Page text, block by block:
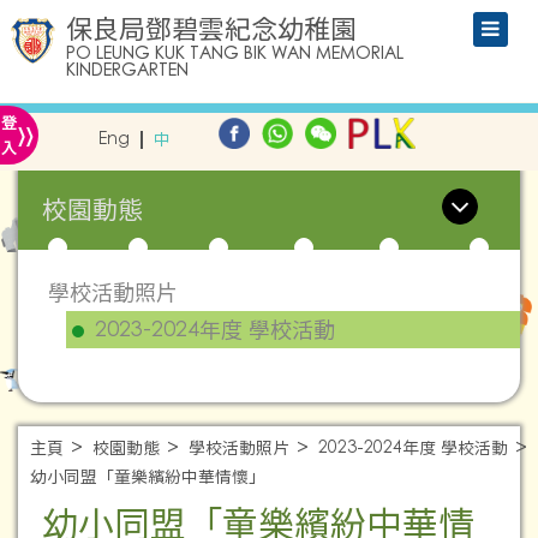
保良局鄧碧雲紀念幼稚園
PO LEUNG KUK TANG BIK WAN MEMORIAL
KINDERGARTEN
登
入» Eng 中
校園動態
學校活動照片
2023-2024年度 學校活動
主頁 校園動態 學校活動照片
2023-2024年度 學校活動
幼小同盟「童樂繽紛中華情懷」
幼小同盟「童樂繽紛中華情